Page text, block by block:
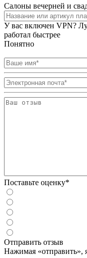
Салоны вечерней и
У вас включен VPN?
работал быстрее
Понятно
Поставьте оценку*
Отправить отзыв
Нажимая «отправить»,